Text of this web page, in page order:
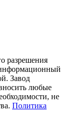
разрешения
Завод
любые
не
Политика